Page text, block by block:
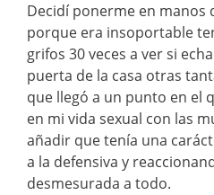
Decidí ponerme en manos
porque era insoportable
grifos 30 veces a ver si
puerta de la casa otras
que llegó a un punto en el
en mi vida sexual con las
añadir que tenía una
a la defensiva y
desmesurada a todo.